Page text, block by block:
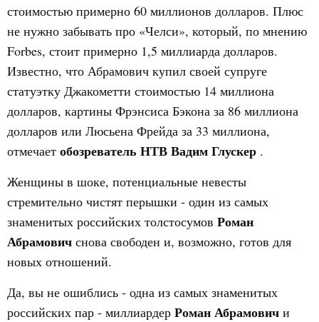
стоимостью примерно 60 миллионов долларов. Плюс
не нужно забывать про «Челси», который, по мнению
Forbes, стоит примерно 1,5 миллиарда долларов.
Известно, что Абрамович купил своей супруге
статуэтку Джакометти стоимостью 14 миллиона
долларов, картины Фрэнсиса Бэкона за 86 миллиона
долларов или Люсьена Фрейда за 33 миллиона,
отмечает обозреватель НТВ Вадим Глускер .
Женщины в шоке, потенциальные невесты
стремительно чистят перышки - один из самых
знаменитых российских толстосумов Роман
Абрамович снова свободен и, возможно, готов для
новых отношений.
Да, вы не ошиблись - одна из самых знаменитых
российских пар - миллиардер Роман Абрамович и